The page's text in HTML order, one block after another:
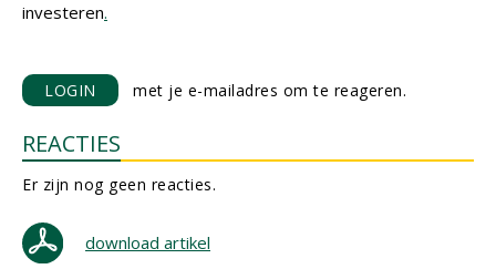
investeren.
LOGIN met je e-mailadres om te reageren.
REACTIES
Er zijn nog geen reacties.
download artikel